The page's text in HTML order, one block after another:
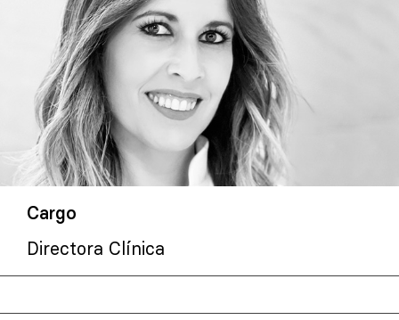
Cargo
Directora Clínica